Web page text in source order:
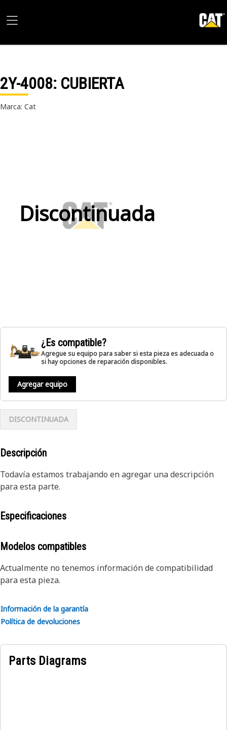
2Y-4008: CUBIERTA
Marca: Cat
Discontinuada
¿Es compatible?
Agregue su equipo para saber si esta pieza es adecuada o
si hay opciones de reparación disponibles.
Agregar equipo
DISCONTINUADA
Descripción
Todavía estamos trabajando en agregar una descripción
para esta parte.
Especificaciones
Modelos compatibles
Actualmente no tenemos información de compatibilidad
para esta pieza.
Información de la garantía
Política de devoluciones
Parts Diagrams